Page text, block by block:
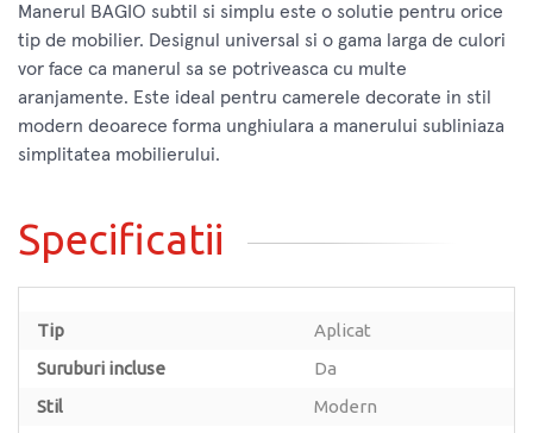
Manerul BAGIO subtil si simplu este o solutie pentru orice
tip de mobilier. Designul universal si o gama larga de culori
vor face ca manerul sa se potriveasca cu multe
aranjamente. Este ideal pentru camerele decorate in stil
modern deoarece forma unghiulara a manerului subliniaza
simplitatea mobilierului.
Specificatii
Tip
Aplicat
Suruburi incluse
Da
Stil
Modern